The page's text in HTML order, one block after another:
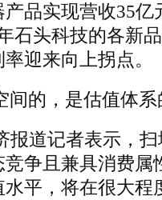
品实现营收35亿
石头科技的各新
迎来向上拐点。
间的，是估值体
报道记者表示，
争且兼具消费属
平，将在很大程